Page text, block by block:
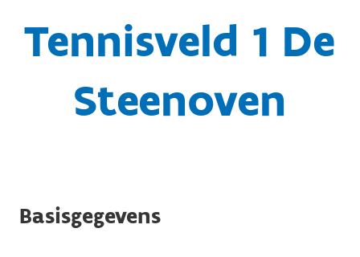
Tennisveld 1 De
Steenoven
Basisgegevens